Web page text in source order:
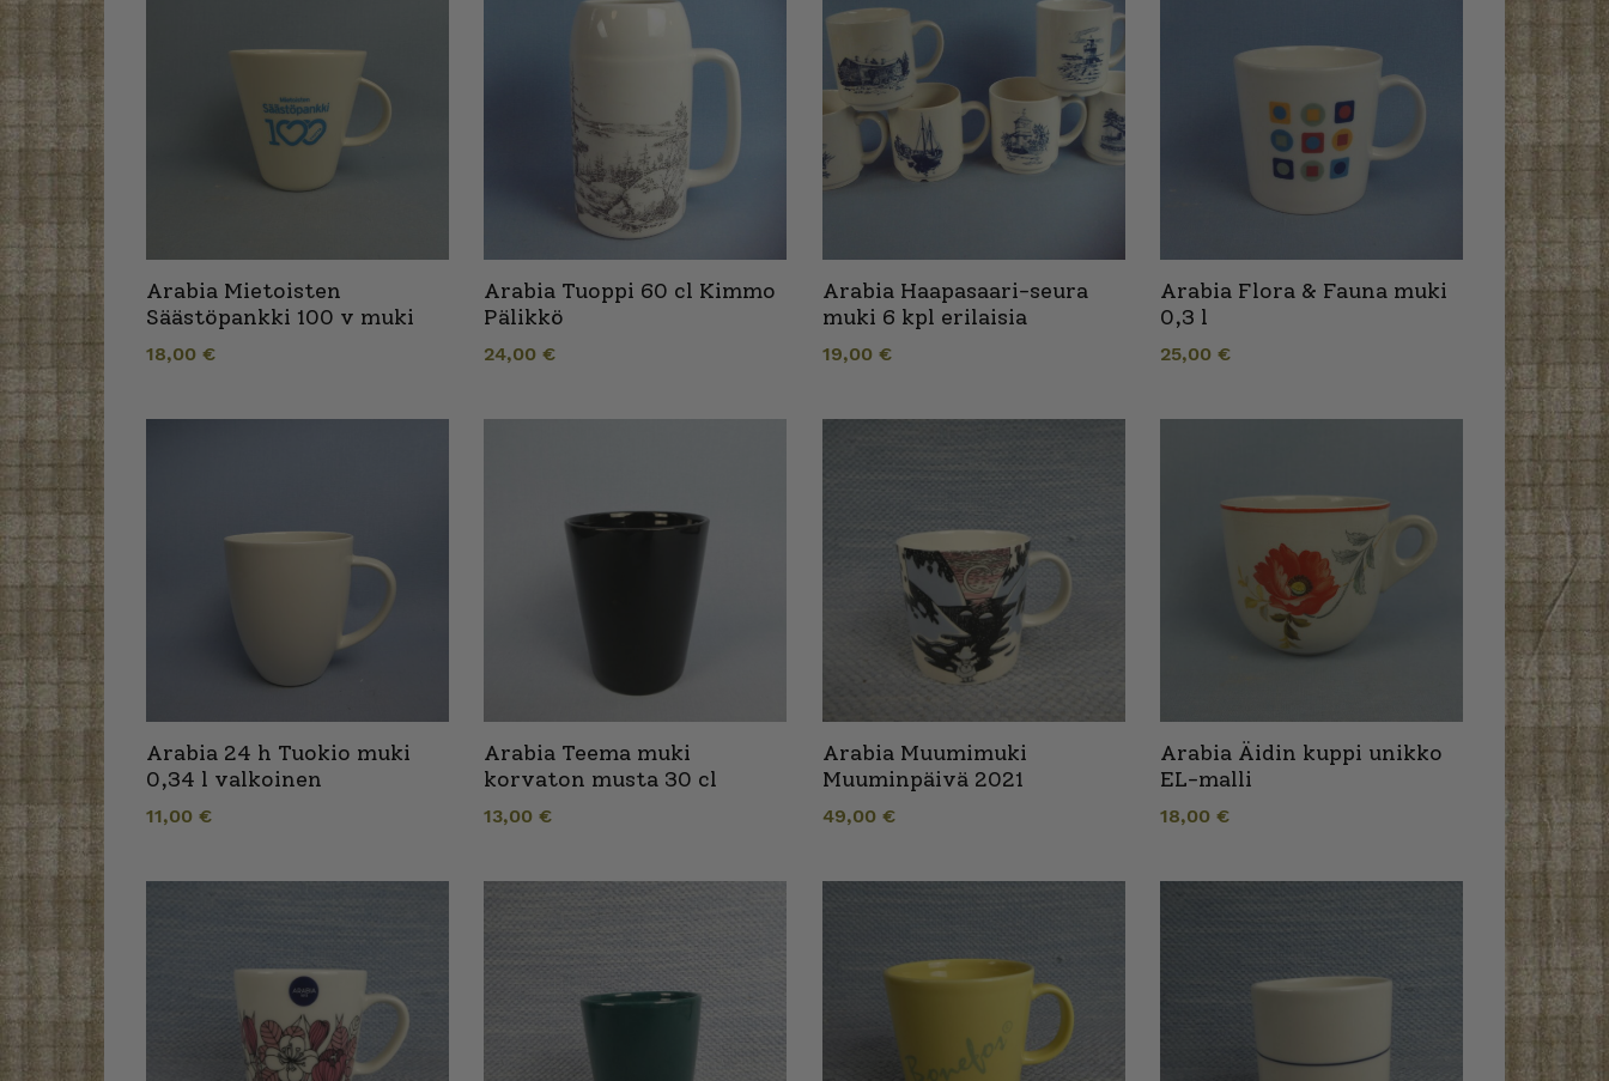
Arabia Mietoisten
Säästöpankki 100 v muki
18,00 €
Arabia Tuoppi 60 cl Kimmo
Pälikkö
24,00€
Arabia Haapasaari-seura
muki 6 kpl erilaisia
19,00 €
Arabia Flora & Fauna muki
0,3 l
25,00 €
Arabia 24 h Tuokio muki
0,34 l valkoinen
11,00 €
Arabia Teema muki
korvaton musta 30 cl
13,00€
Arabia Muumimuki
Muuminpäivä 2021
49,00 €
Arabia Äidin kuppi unikko
EL-malli
18,00 €